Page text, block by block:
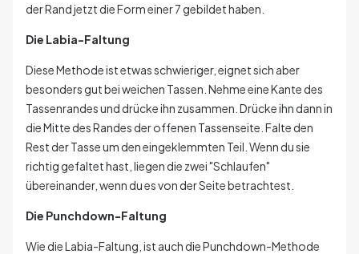
der Rand jetzt die Form einer 7 gebildet haben.
Die Labia-Faltung
Diese Methode ist etwas schwieriger, eignet sich aber
besonders gut bei weichen Tassen. Nehme eine Kante des
Tassenrandes und drücke ihn zusammen. Drücke ihn dann in
die Mitte des Randes der offenen Tassenseite. Falte den
Rest der Tasse um den eingeklemmten Teil. Wenn du sie
richtig gefaltet hast, liegen die zwei "Schlaufen"
übereinander, wenn du es von der Seite betrachtest.
Die Punchdown-Faltung
Wie die Labia-Faltung, ist auch die Punchdown-Methode